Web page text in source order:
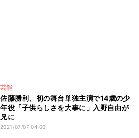
芸能
佐藤勝利、初の舞台単独主演で14歳の少
年役「子供らしさを大事に」入野自由が
兄に
2021/07/07 04:00